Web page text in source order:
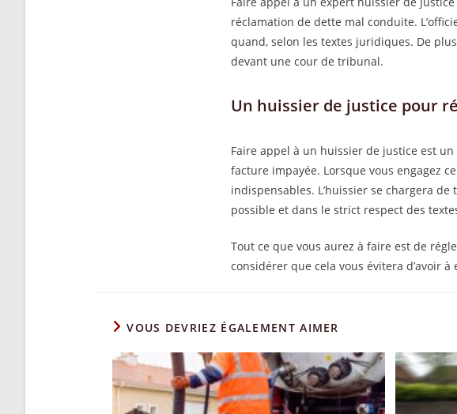
réclamation de dette mal conduite.
quand, selon les textes juridiques. De
devant une cour de tribunal.
Un huissier de justice pour
Faire appel à un huissier de justice est
facture impayée. Lorsque vous engagez
indispensables. L’huissier se chargera
possible et dans le strict respect des
Tout ce que vous aurez à faire est de
considérer que cela vous évitera d’avoir
VOUS DEVRIEZ ÉGALEMENT AIMER